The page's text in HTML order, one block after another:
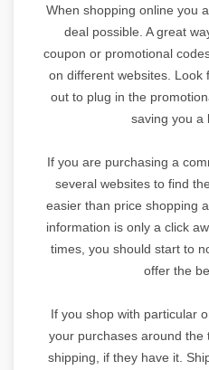
When shopping online you
deal possible. A great
coupon or promotional
on different websites. Look
out to plug in the
saving you a
If you are purchasing a
several websites to find
easier than price shopping
information is only a click
times, you should start to
offer the
If you shop with particular
your purchases around the
shipping, if they have it.